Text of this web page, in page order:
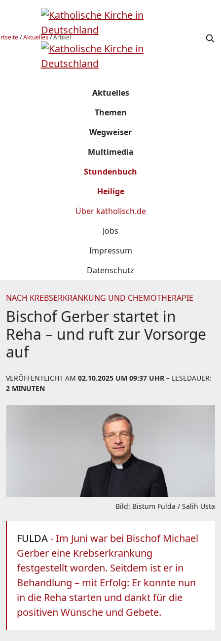
/Aktuelles/Artikel
Aktuelles
Themen
Wegweiser
Multimedia
Stundenbuch
Heilige
Über katholisch.de
Jobs
Impressum
Datenschutz
NACH KREBSERKRANKUNG UND CHEMOTHERAPIE
Bischof Gerber startet in
Reha – und ruft zur Vorsorge
auf
VERÖFFENTLICHT AM 02.10.2025 UM 09:37 UHR – LESEDAUER:
2 MINUTEN
Bild: Bistum Fulda / Salih Usta
FULDA- Im Juni war bei Bischof Michael
Gerber eine Krebserkrankung
festgestellt worden. Seitdem ist er in
Behandlung – mit Erfolg: Er konnte nun
in die Reha starten und dankt für die
positiven Wünsche und Gebete.